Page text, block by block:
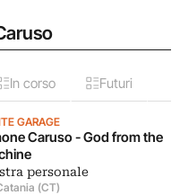
In corso Futuri
GARAGE
Caruso - God from the
personale
(CT)